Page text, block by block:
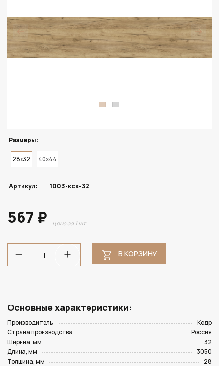
Размеры:
28x32 40x44
Артикул: 1003-кск-32
567 ₽ цена за 1 шт
В КОРЗИНУ
Основные характеристики:
Производитель
Кедр
Страна производства
Россия
Ширина, мм
32
Длина, мм
3050
Толщина, мм
28